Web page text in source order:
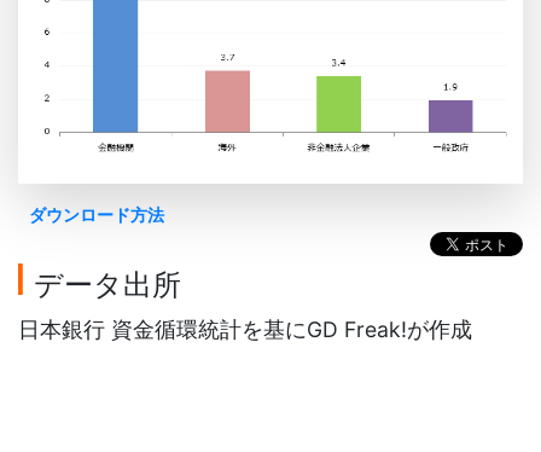
ダウンロード方法
データ出所
日本銀行 資金循環統計を基にGD Freak!が作成